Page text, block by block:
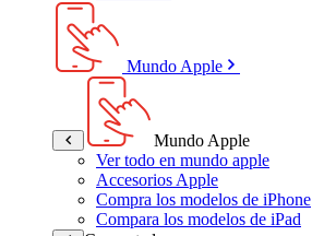
Mundo Apple
Mundo Apple
Ver todo en mundo apple
Accesorios Apple
Compra los modelos de iPhone
Compara los modelos de iPad